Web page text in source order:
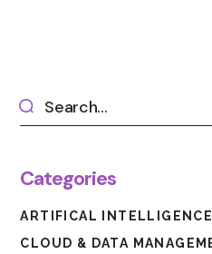
Categories
ARTIFICAL INTELLIGENCE
CLOUD & DATA